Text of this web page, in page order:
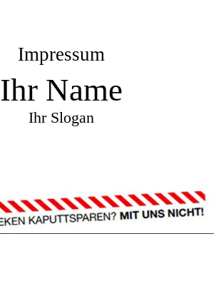
Impressum
Ihr Name
Ihr Slogan